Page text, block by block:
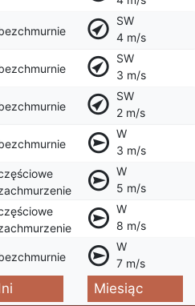
SW
4 m/s
SW
3 m/s
SW
2 m/s
W
3 m/s
W
5 m/s
W
8 m/s
W
7 m/s
Miesiąc